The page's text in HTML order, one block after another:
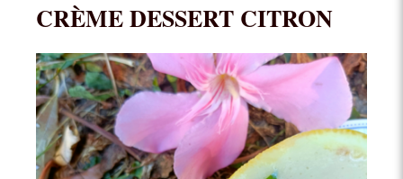
CRÈME DESSERT CITRON